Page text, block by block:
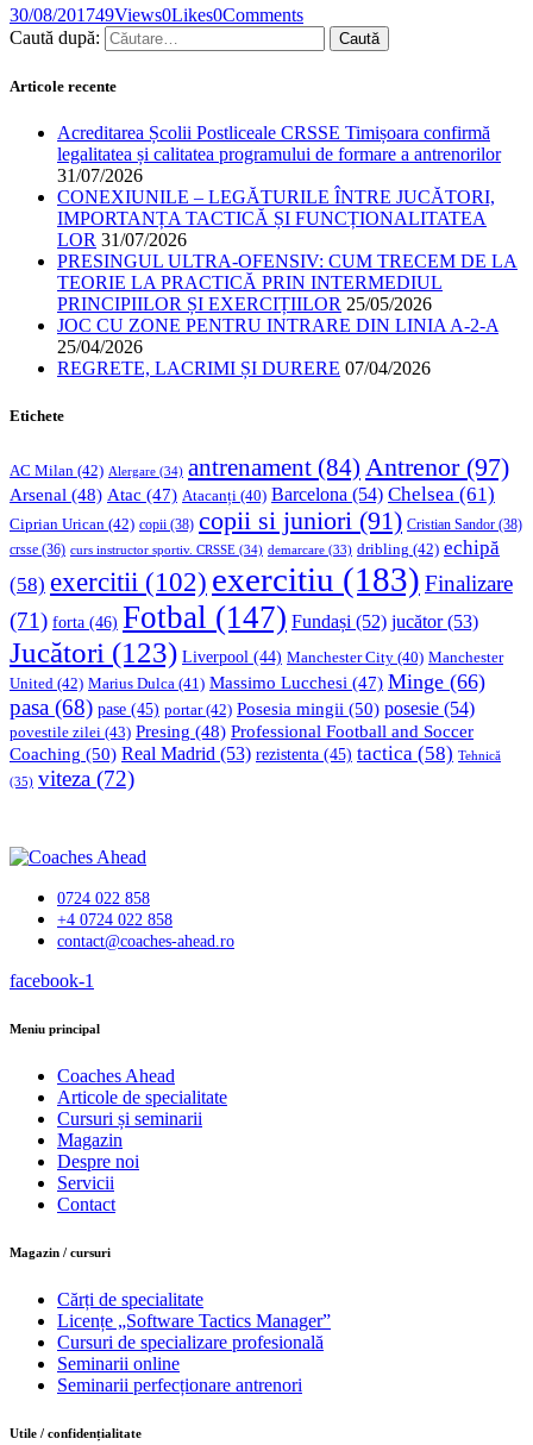
30/08/201749Views0Likes0Comments
Caută după:
Articole recente
Acreditarea Școlii Postliceale CRSSE Timișoara confirmă
legalitatea și calitatea programului de formare a antrenorilor
31/07/2026
CONEXIUNILE – LEGĂTURILE ÎNTRE JUCĂTORI,
IMPORTANȚA TACTICĂ ȘI FUNCȚIONALITATEA
LOR 31/07/2026
PRESINGUL ULTRA-OFENSIV: CUM TRECEM DE LA
TEORIE LA PRACTICĂ PRIN INTERMEDIUL
PRINCIPIILOR ȘI EXERCIȚIILOR 25/05/2026
JOC CU ZONE PENTRU INTRARE DIN LINIA A-2-A
25/04/2026
REGRETE, LACRIMI ȘI DURERE 07/04/2026
Etichete
AC Milan (42) Alergare (34) antrenament (84) Antrenor(97)
Arsenal (48) Atac (47) Atacanți (40) Barcelona (54) Chelsea (61)
Ciprian Urican (42) copii (38) copii si juniori (91) Cristian Sandor (38)
crsse (36) curs instructor sportiv. CRSSE (34) demarcare (33) dribling (42) echipă
(58) exercitii (102) exercitiu (183) Finalizare
(71) forta (46) Fotbal (147) Fundași (52) jucător(53)
Jucători (123) Liverpool (44) Manchester City (40) Manchester
United (42) Marius Dulca (41) Massimo Lucchesi (47) Minge (66)
pasa (68) pase (45) portar(42) Posesia mingii (50) posesie (54)
povestile zilei (43) Presing (48) Professional Football and Soccer
Coaching (50) Real Madrid (53) rezistenta (45) tactica (58) Tehnică
(35) viteza (72)
0724 022 858
+4 0724 022 858
contact@coaches-ahead.ro
facebook-1
Meniu principal
Coaches Ahead
Articole de specialitate
Cursuri și seminarii
Magazin
Despre noi
Servicii
Contact
Magazin / cursuri
Cărți de specialitate
Licențe „Software Tactics Manager”
Cursuri de specializare profesională
Seminarii online
Seminarii perfecționare antrenori
Utile / confidențialitate